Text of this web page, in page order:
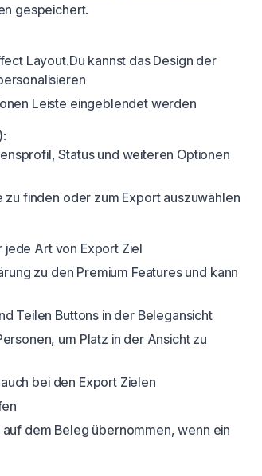
gespeichert.
Layout.Du kannst das Design der
Leiste eingeblendet werden
Status und weiteren Optionen
finden oder zum Export auszuwählen
Art von Export Ziel
zu den Premium Features und kann
Teilen Buttons in der Belegansicht
um Platz in der Ansicht zu
bei den Export Zielen
dem Beleg übernommen, wenn ein